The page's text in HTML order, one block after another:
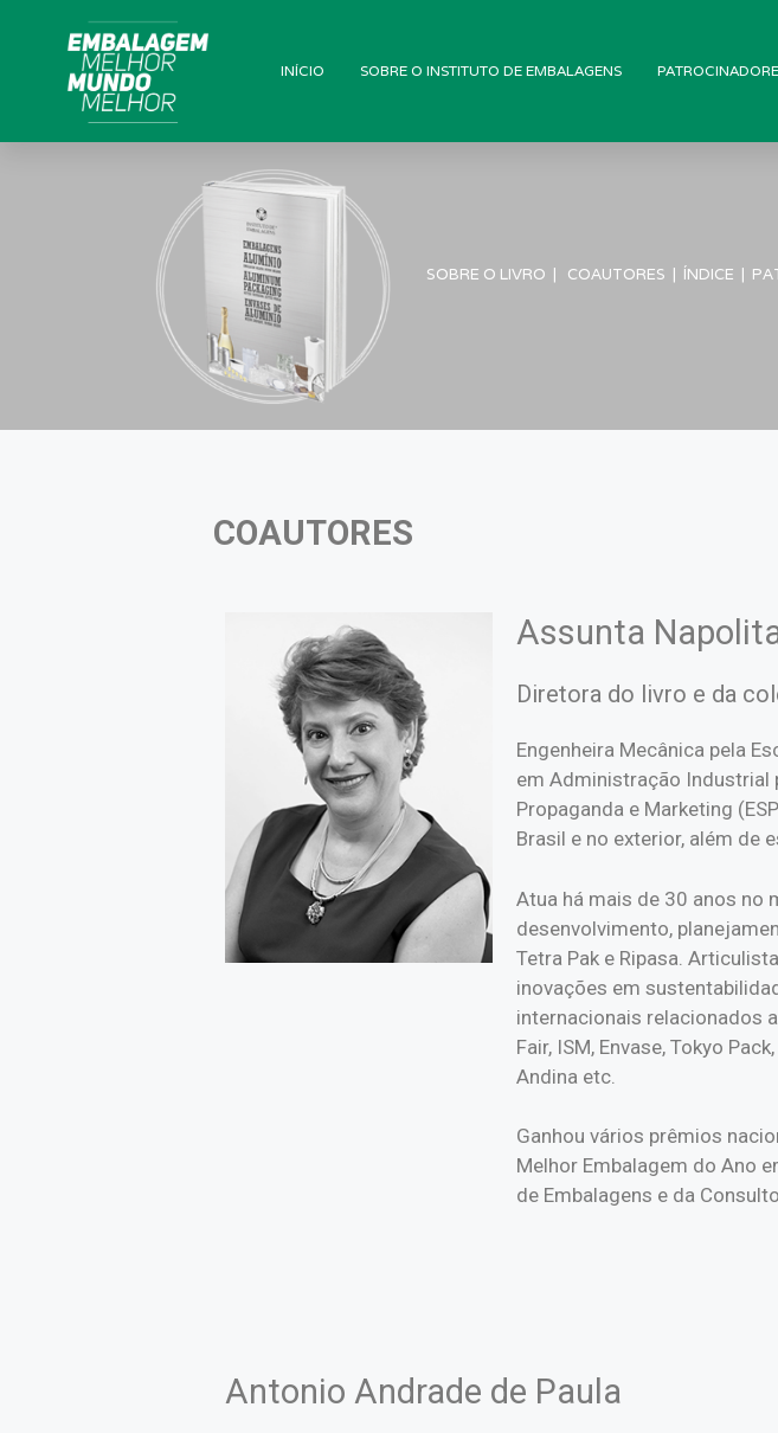
INÍCIO SOBRE O INSTITUTO DE EMBALAGENS
SOBRE O LIVRO | COAUTORES | ÍNDICE |
COAUTORES
Assunta
Diretora do livro e da
Engenheira Mecânica pela
em Administração Industrial
Propaganda e Marketing
Brasil e no exterior, além de
Atua há mais de 30 anos no
desenvolvimento,
Tetra Pak e Ripasa.
inovações em
internacionais relacionados
Fair, ISM, Envase, Tokyo
Andina etc.
Ganhou vários prêmios
Melhor Embalagem do Ano
de Embalagens e da
Antonio Andrade de Paula